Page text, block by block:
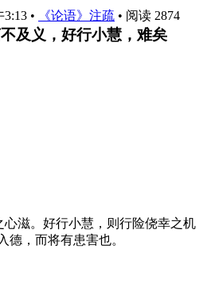
3:13 • 《论语》注疏 • 阅读 2874
及义，好行小慧，难矣
滋。好行小慧，则行险侥幸之机
德，而将有患害也。